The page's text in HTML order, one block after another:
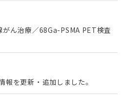
ん治療／68Ga-PSMA PET検査
報を更新・追加しました。